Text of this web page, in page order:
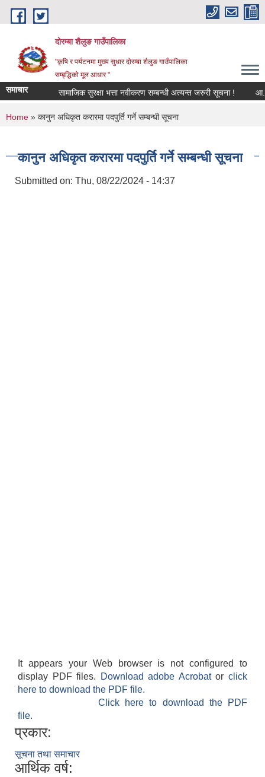
Skip to main content
दोरम्बा शैलुङ गाउँपालिका
"कृषि र पर्यटनमा मुख्य सुधार दोरम्बा शैलुङ गाउँपालिका
सम्बृद्धिको मूल आधार "
समाचार सामाजिक सुरक्षा भत्ता नवीकरण सम्बन्धी अत्यन्त जरुरी सूचना ! आ.व.
You are here
Home » कानुन अधिकृत करारमा पदपुर्ति गर्ने सम्बन्धी सूचना
कानुन अधिकृत करारमा पदपुर्ति गर्ने सम्बन्धी सूचना
Submitted on: Thu, 08/22/2024 - 14:37
It appears your Web browser is not configured to
display PDF files.
Download adobe Acrobatorclick
here to download the PDF file.
Click here to download the PDF
file.
प्रकार:
सूचना तथा समाचार
आर्थिक वर्ष: